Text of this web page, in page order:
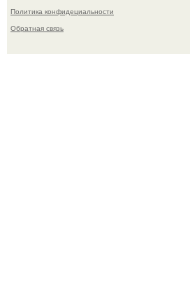
Политика конфидециальности
Обратная связь